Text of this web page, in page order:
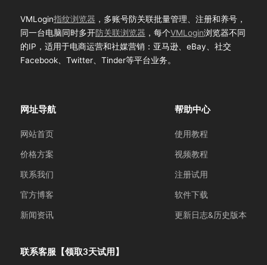
VMLogin指纹浏览器 ，多账号防关联批量管理、注册和养号，
同一台电脑同时多开防关联浏览器 ，每个VMLogin浏览器不同
的IP，适用于电商运营和社媒营销：亚马逊、eBay、社交
Facebook、Twitter、Tinder等平台业务。
网址导航
网站首页
价格方案
联系我们
官方博客
新闻资讯
帮助中心
使用教程
视频教程
注册试用
软件下载
更新日志&历史版本
联系客服【领取3天试用】